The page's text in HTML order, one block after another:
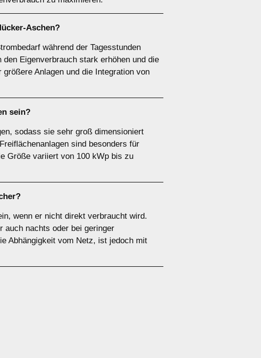
Aschen?
während der Tagesstunden
Eigenverbrauch stark erhöhen und die
Anlagen und die Integration von
sein?
sodass sie sehr groß dimensioniert
sind besonders für
Größe variiert von 100 kWp bis zu
?
wenn er nicht direkt verbraucht wird.
auch nachts oder bei geringer
Abhängigkeit vom Netz, ist jedoch mit